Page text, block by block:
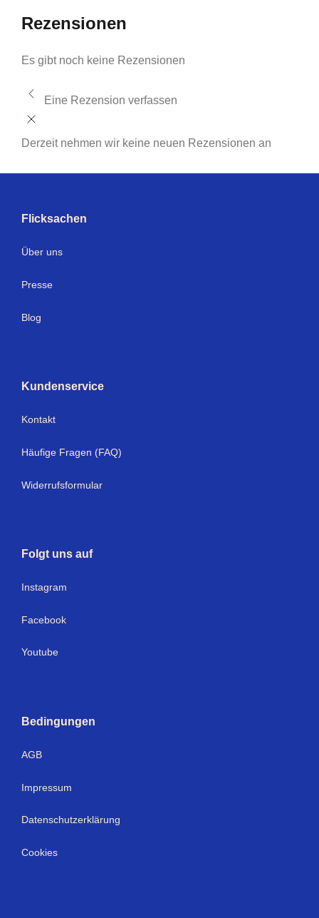
Rezensionen
Es gibt noch keine Rezensionen
Eine Rezension verfassen
Derzeit nehmen wir keine neuen Rezensionen an
Flicksachen
Über uns
Presse
Blog
Kundenservice
Kontakt
Häufige Fragen (FAQ)
Widerrufsformular
Folgt uns auf
Instagram
Facebook
Youtube
Bedingungen
AGB
Impressum
Datenschutzerklärung
Cookies